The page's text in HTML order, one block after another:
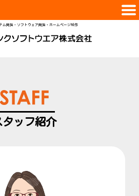
ム開発・ソフトウェア開発・ホームページ制作
タッフ紹介